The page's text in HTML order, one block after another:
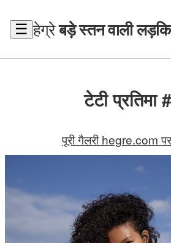
☰ हेग्रेबड़े स्तन वाली
टेटी प्रतिमा
पूरी गैलरी hegre.com